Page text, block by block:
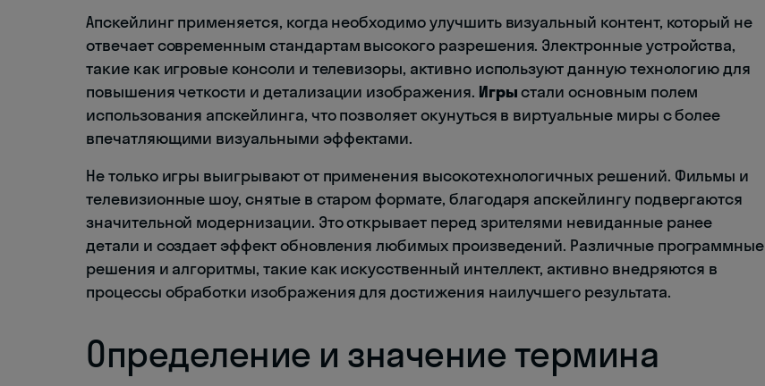
Апскейлинг применяется, когда необходимо улучшить визуальный контент, который не
отвечает современным стандартам высокого разрешения. Электронные устройства,
такие как игровые консоли и телевизоры, активно используют данную технологию для
повышения четкости и детализации изображения. Игрыстали основным полем
использования апскейлинга, что позволяет окунуться в виртуальные миры с более
впечатляющими визуальными эффектами.
Не только игры выигрывают от применения высокотехнологичных решений. Фильмы и
телевизионные шоу, снятые в старом формате, благодаря апскейлингу подвергаются
значительной модернизации. Это открывает перед зрителями невиданные ранее
детали и создает эффект обновления любимых произведений. Различные программные
решения и алгоритмы, такие как искусственный интеллект, активно внедряются в
процессы обработки изображения для достижения наилучшего результата.
Определение и значение термина